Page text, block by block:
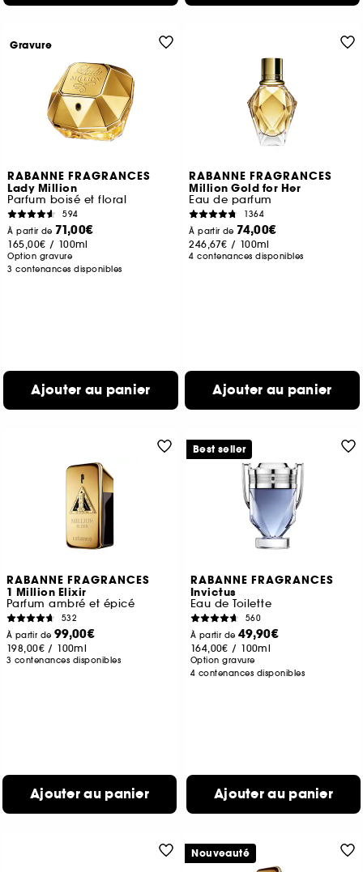
RABANNE FRAGRANCES
Lady Million
Parfum boisé et floral
594
À partir de 71,00€
165,00€ / 100ml
Option gravure
3 contenances disponibles
Ajouter au panier
Gravure
RABANNE FRAGRANCES
Million Gold for Her
Eau de parfum
1364
À partir de 74,00€
246,67€ / 100ml
4 contenances disponibles
Ajouter au panier
RABANNE FRAGRANCES
1 Million Elixir
Parfum ambré et épicé
532
À partir de 99,00€
198,00€ / 100ml
3 contenances disponibles
Ajouter au panier
RABANNE FRAGRANCES
Invictus
Eau de Toilette
560
À partir de 49,90€
164,00€ / 100ml
Option gravure
4 contenances disponibles
Ajouter au panier
Best seller
Nouveauté